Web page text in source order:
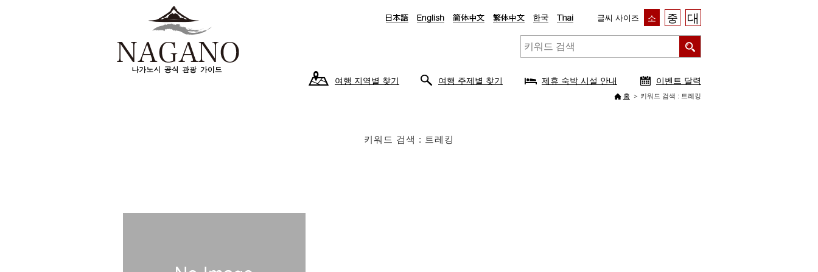
글씨 사이즈 소 중 대
여행 지역별 찾기 여행 주제별 찾기 제휴 숙박 시설 안내 이벤트 달력
홈 키워드 검색 : 트레킹
키워드 검색 : 트레킹